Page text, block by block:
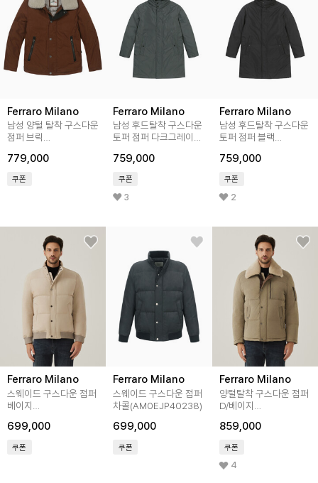
Ferraro Milano
남성 양털 탈착 구스다운
점퍼 브릭
779,000
쿠폰
Ferraro Milano
남성 후드탈착 구스다운
토퍼 점퍼 다크그레이
759,000
쿠폰
3
Ferraro Milano
남성 후드탈착 구스다운
토퍼 점퍼 블랙
759,000
쿠폰
2
Ferraro Milano
스웨이드 구스다운 점퍼
베이지
699,000
쿠폰
Ferraro Milano
스웨이드 구스다운 점퍼
차콜(AM0EJP40238)
699,000
쿠폰
Ferraro Milano
양털탈착 구스다운 점퍼
D/베이지
859,000
쿠폰
4